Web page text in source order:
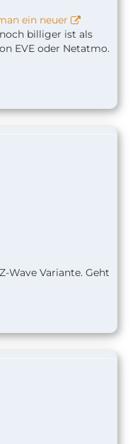
ein neuer
billiger ist als
EVE oder Netatmo.
Wave Variante. Geht